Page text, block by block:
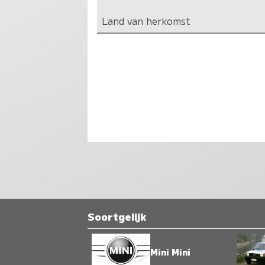
Land van herkomst
Soortgelijk
Mini Mini